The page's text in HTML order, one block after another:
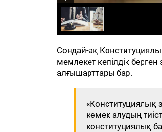
Сондай-ақ
мемлекет кепілдік
алғышарттары бар.
«Конституциялық
көмек алудың
конституциялық